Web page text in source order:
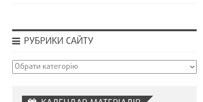
РУБРИКИ САЙТУ
Рубрики